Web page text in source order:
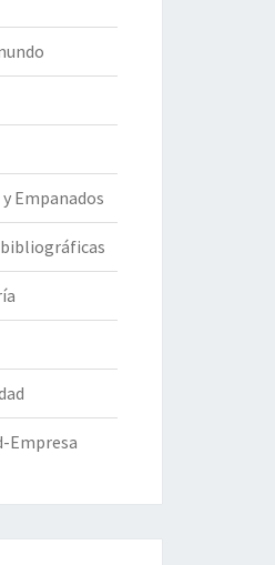
Empanados
Empresa